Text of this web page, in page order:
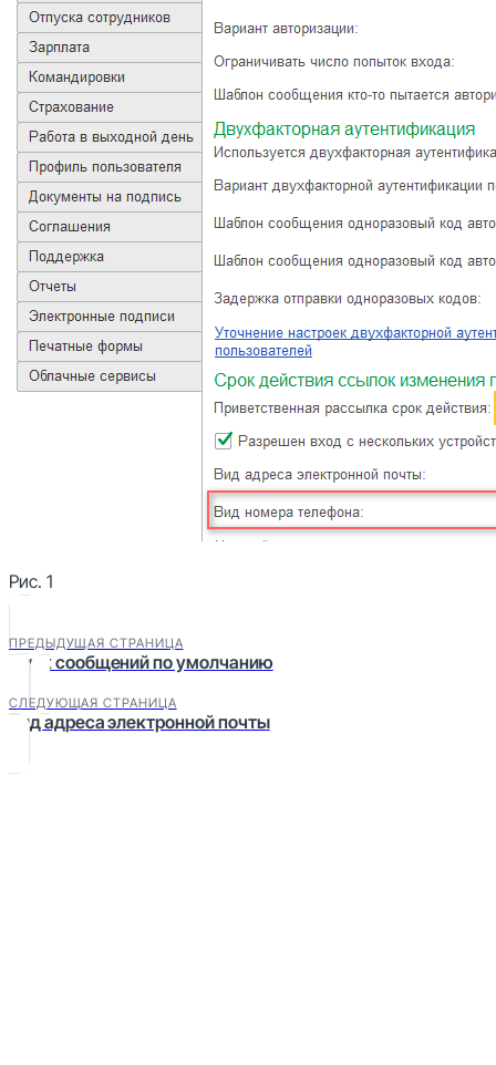
Рис. 1
ПРЕДЫДУЩАЯ СТРАНИЦА
Язык сообщений по умолчанию
СЛЕДУЮЩАЯ СТРАНИЦА
Вид адреса электронной почты